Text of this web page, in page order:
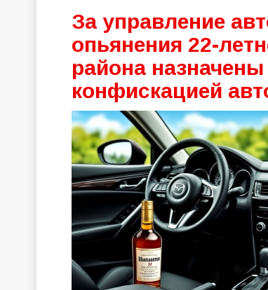
За управление
опьянения 22-
района
конфискацией